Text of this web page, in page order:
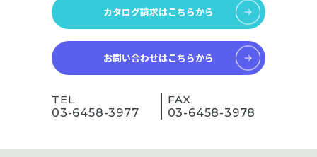
カタログ請求はこちらから
お問い合わせはこちらから
TEL
03-6458-3977
FAX
03-6458-3978